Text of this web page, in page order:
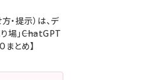
・提示）は、デ
場」――ChatGPT
とめ】